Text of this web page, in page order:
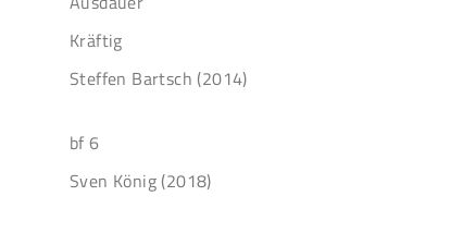
Kräftig
Steffen Bartsch (2014)
bf 6
Sven König (2018)